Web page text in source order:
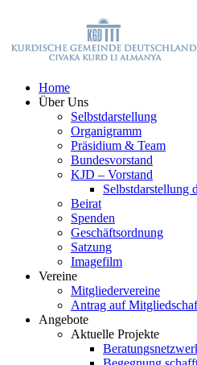
springen
Home
Über Uns
Selbstdarstellung
Organigramm
Präsidium & Team
Bundesvorstand
KJD – Vorstand
Selbstdarstellung
Beirat
Spenden
Geschäftsordnung
Satzung
Imagefilm
Vereine
Mitgliedervereine
Antrag auf
Angebote
Aktuelle Projekte